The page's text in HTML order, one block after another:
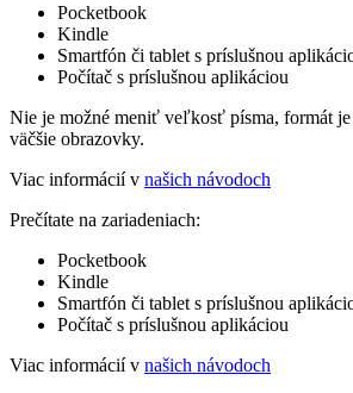
Pocketbook
Kindle
Smartfón či tablet s príslušnou
Počítač s príslušnou aplikáciou
Nie je možné meniť veľkosť písma, formát
väčšie obrazovky.
Viac informácií v našich návodoch
Prečítate na zariadeniach:
Pocketbook
Kindle
Smartfón či tablet s príslušnou
Počítač s príslušnou aplikáciou
Viac informácií v našich návodoch